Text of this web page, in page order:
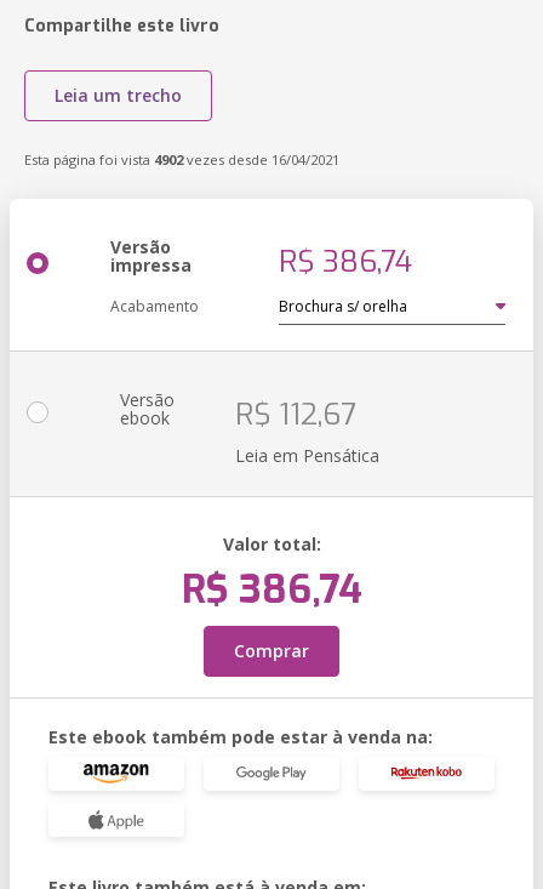
Compartilhe este livro
Leia um trecho
Esta página foi vista 4902vezes desde 16/04/2021
Versão
impressa R$ 386,74
Acabamento
Versão
ebook R$ 112,67
Leia em Pensática
Valor total:
R$ 386,74
Comprar
Este ebook também pode estar à venda na: